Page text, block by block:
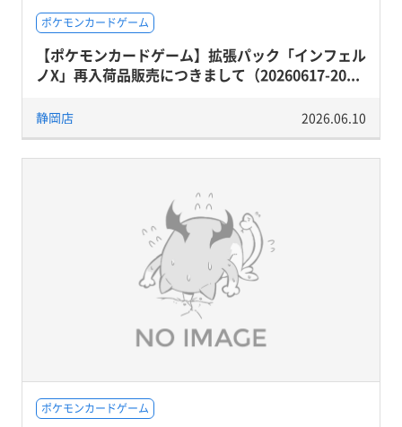
ポケモンカードゲーム
【ポケモンカードゲーム】拡張パック「インフェル
ノX」再入荷品販売につきまして（20260617-20...
静岡店 2026.06.10
ポケモンカードゲーム